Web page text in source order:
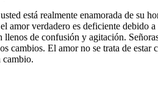
está realmente enamorada de su
amor verdadero es deficiente debido
llenos de confusión y agitación.
cambios. El amor no se trata de
cambio.